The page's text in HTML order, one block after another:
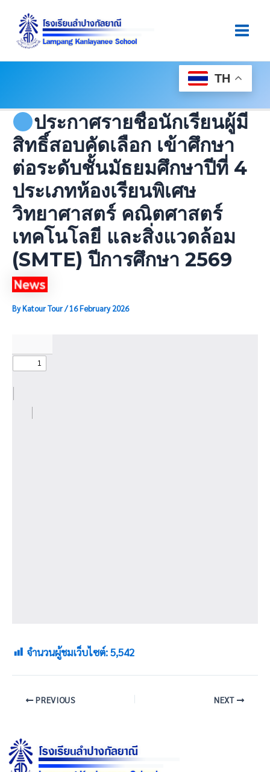
Content
TH
ประกาศรายชื่อนักเรียนผู้มี
สิทธิ์สอบคัดเลือก เข้าศึกษา
ต่อระดับชั้นมัธยมศึกษาปีที่ 4
ประเภทห้องเรียนพิเศษ
วิทยาศาสตร์ คณิตศาสตร์
เทคโนโลยี และสิ่งแวดล้อม
(SMTE) ปีการศึกษา 2569
ByKatour Tour/16 February 2026
จำนวนผู้ชมเว็บไซต์:5,542
Navigation
PREVIOUS NEXT